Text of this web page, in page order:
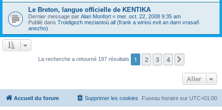
Le Breton, langue officielle de KENTIKA
Dernier message par Alan Monfort « mer. oct. 22, 2008 9:35 am
Publié dans Troidigezh meziantoù all (frank a wirioù evit an darn vrasañ
anezho)
La recherche a retourné 197 résultats 1 2 3 4
Aller
Accueil du forum Fuseau horaire sur UTC+01:00
Supprimer les cookies